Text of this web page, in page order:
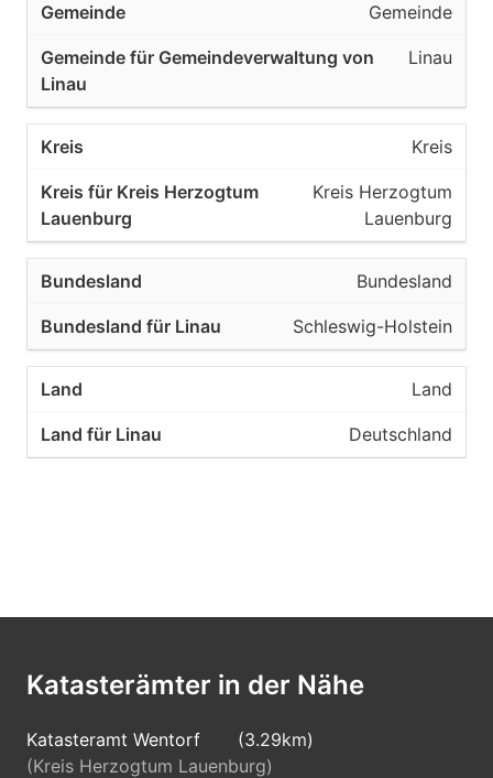
Gemeinde
Linau
Kreis
Kreis Herzogtum
Lauenburg
Bundesland
Schleswig-Holstein
Land
Deutschland
Katasterämter in der Nähe
Katasteramt Wentorf
(3.29km)
(Kreis Herzogtum Lauenburg)